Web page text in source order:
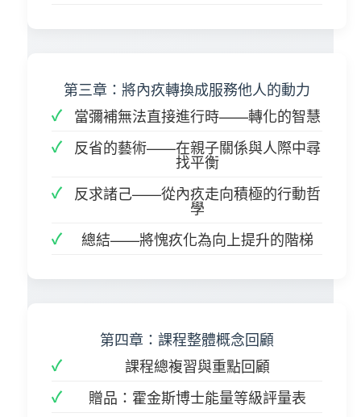
第三章：將內疚轉換成服務他人的動力
當彌補無法直接進行時——轉化的智慧
反省的藝術——在親子關係與人際中尋
找平衡
反求諸己——從內疚走向積極的行動哲
學
總結——將愧疚化為向上提升的階梯
第四章：課程整體概念回顧
課程總複習與重點回顧
贈品：霍金斯博士能量等級評量表